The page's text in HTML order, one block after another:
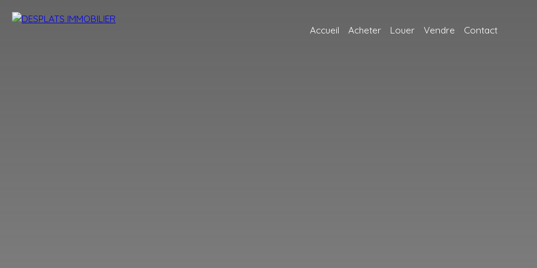
Accueil Acheter Louer Vendre Contact